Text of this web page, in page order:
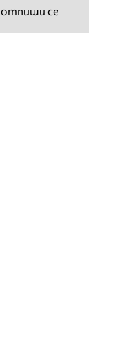
отпиши се